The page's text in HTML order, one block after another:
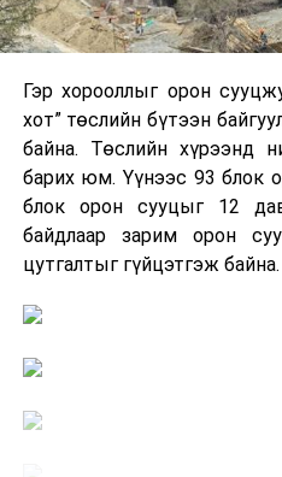
Гэр хорооллыг орон
хот” төслийн бүтээн
байна. Төслийн хүрээнд
барих юм. Үүнээс 93 блок
блок орон сууцыг 12
байдлаар зарим орон
цутгалтыг гүйцэтгэж байна.